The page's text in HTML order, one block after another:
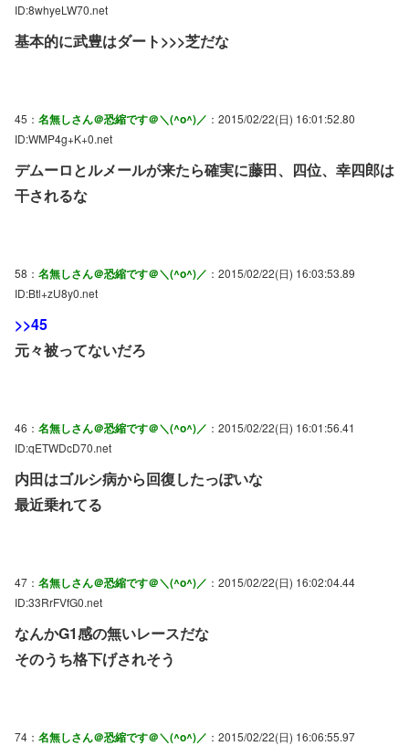
ID:8whyeLW70.net
基本的に武豊はダート>>>芝だな
45： 名無しさん＠恐縮です＠＼(^o^)／ ：2015/02/22(日) 16:01:52.80
ID:WMP4g+K+0.net
デムーロとルメールが来たら確実に藤田、四位、幸四郎は
干されるな
58： 名無しさん＠恐縮です＠＼(^o^)／ ：2015/02/22(日) 16:03:53.89
ID:Btl+zU8y0.net
>>45
元々被ってないだろ
46： 名無しさん＠恐縮です＠＼(^o^)／ ：2015/02/22(日) 16:01:56.41
ID:qETWDcD70.net
内田はゴルシ病から回復したっぽいな
最近乗れてる
47： 名無しさん＠恐縮です＠＼(^o^)／ ：2015/02/22(日) 16:02:04.44
ID:33RrFVfG0.net
なんかG1感の無いレースだな
そのうち格下げされそう
74： 名無しさん＠恐縮です＠＼(^o^)／ ：2015/02/22(日) 16:06:55.97